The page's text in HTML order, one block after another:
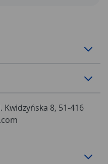
Kwidzyńska 8, 51-416